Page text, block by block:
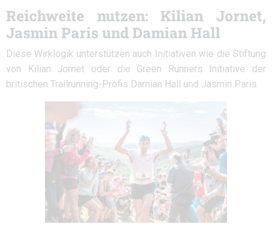
Reichweite nutzen: Kilian Jornet,
Jasmin Paris und Damian Hall
Diese Wirklogik unterstützen auch Initiativen wie die Stiftung
von Kilian Jornet oder die Green Runners Initiative der
britischen Trailrunning-Profis Damian Hall und Jasmin Paris.